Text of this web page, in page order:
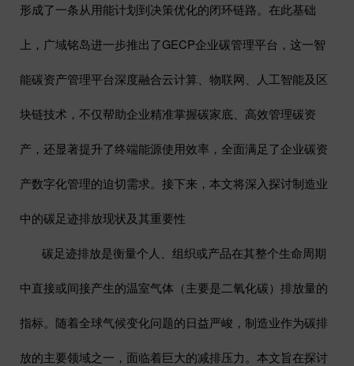
形成了一条从用能计划到决策优化的闭环链路。在此基础
上，广域铭岛进一步推出了GECP企业碳管理平台 ，这一智
能碳资产管理平台深度融合云计算、物联网、人工智能及区
块链技术，不仅帮助企业精准掌握碳家底、高效管理碳资
产，还显著提升了终端能源使用效率，全面满足了企业碳资
产数字化管理的迫切需求。接下来，本文将深入探讨制造业
中的碳足迹排放现状及其重要性
碳足迹排放是衡量个人、组织或产品在其整个生命周期
中直接或间接产生的温室气体（主要是二氧化碳）排放量的
指标。随着全球气候变化问题的日益严峻，制造业作为碳排
放的主要领域之一，面临着巨大的减排压力。本文旨在探讨